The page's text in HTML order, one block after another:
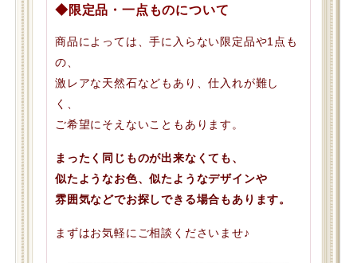
◆限定品・一点ものについて
商品によっては、手に入らない限定品や1点も
の、
激レアな天然石などもあり、仕入れが難し
く、
ご希望にそえないこともあります。
まったく同じものが出来なくても、
似たようなお色、似たようなデザインや
雰囲気などでお探しできる場合もあります。
まずはお気軽にご相談くださいませ♪